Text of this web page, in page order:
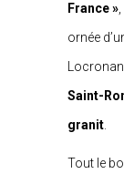
France »
ornée
Saint-
granit
Tout le